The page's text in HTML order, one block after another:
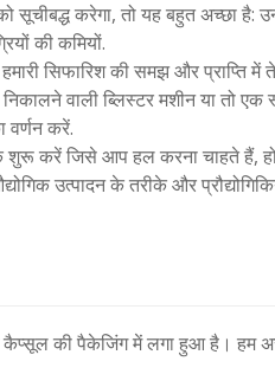
सूचीबद्ध करेगा, तो यह बहुत अच्छा
की कमियों.
सिफारिश की समझ और प्राप्ति में
वाली ब्लिस्टर मशीन या तो
वर्णन करें.
शुरू करें जिसे आप हल करना चाहते हैं,
उत्पादन के तरीके और
की पैकेजिंग में लगा हुआ है। हम